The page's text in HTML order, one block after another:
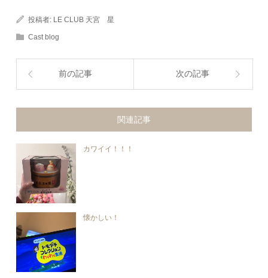
投稿者: LE CLUB 天宮 星
Cast blog
前の記事 次の記事
関連記事
カワイイ！！！
懐かしい！